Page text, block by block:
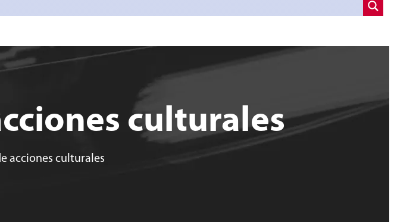
culturales
acciones culturales